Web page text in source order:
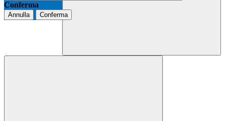
Conferma
Annulla Conferma